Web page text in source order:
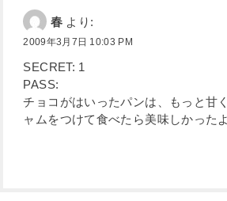
春 より:
2009年3月7日 10:03 PM
SECRET: 1
PASS:
チョコがはいったパンは、もっと甘
ャムをつけて食べたら美味しかったよ